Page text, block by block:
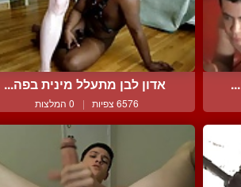
אדון לבן מתעלל מינית בפה...
6576 צפיות | 0 המלצות